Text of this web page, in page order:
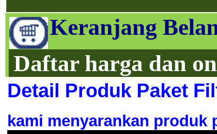
Keranjang
Daftar harga dan
Detail Produk Paket
kami menyarankan produk